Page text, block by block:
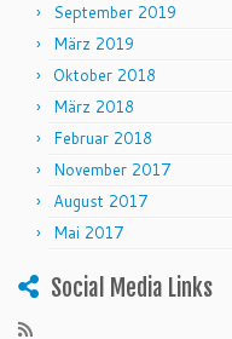
September 2019
März 2019
Oktober 2018
März 2018
Februar 2018
November 2017
August 2017
Mai 2017
Social Media Links